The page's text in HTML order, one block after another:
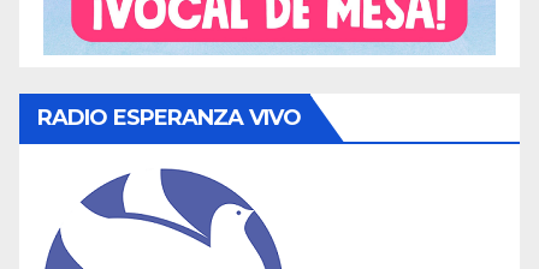
RADIO ESPERANZA VIVO